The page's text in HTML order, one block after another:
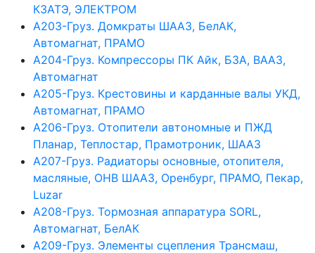
КЗАТЭ, ЭЛЕКТРОМ
А203-Груз. Домкраты ШААЗ, БелАК,
Автомагнат, ПРАМО
А204-Груз. Компрессоры ПК Айк, БЗА, ВААЗ,
Автомагнат
А205-Груз. Крестовины и карданные валы УКД,
Автомагнат, ПРАМО
А206-Груз. Отопители автономные и ПЖД
Планар, Теплостар, Прамотроник, ШААЗ
А207-Груз. Радиаторы основные, отопителя,
масляные, ОНВ ШААЗ, Оренбург, ПРАМО, Пекар,
Luzar
А208-Груз. Тормозная аппаратура SORL,
Автомагнат, БелАК
А209-Груз. Элементы сцепления Трансмаш,